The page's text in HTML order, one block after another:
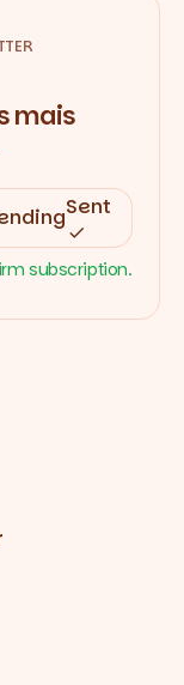
mais
Sent
subscription.